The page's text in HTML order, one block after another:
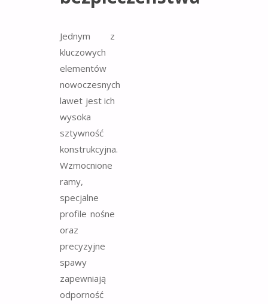
Jednym z
kluczowych
elementów
nowoczesnych
lawet jest ich
wysoka
sztywność
konstrukcyjna.
Wzmocnione
ramy,
specjalne
profile nośne
oraz
precyzyjne
spawy
zapewniają
odporność